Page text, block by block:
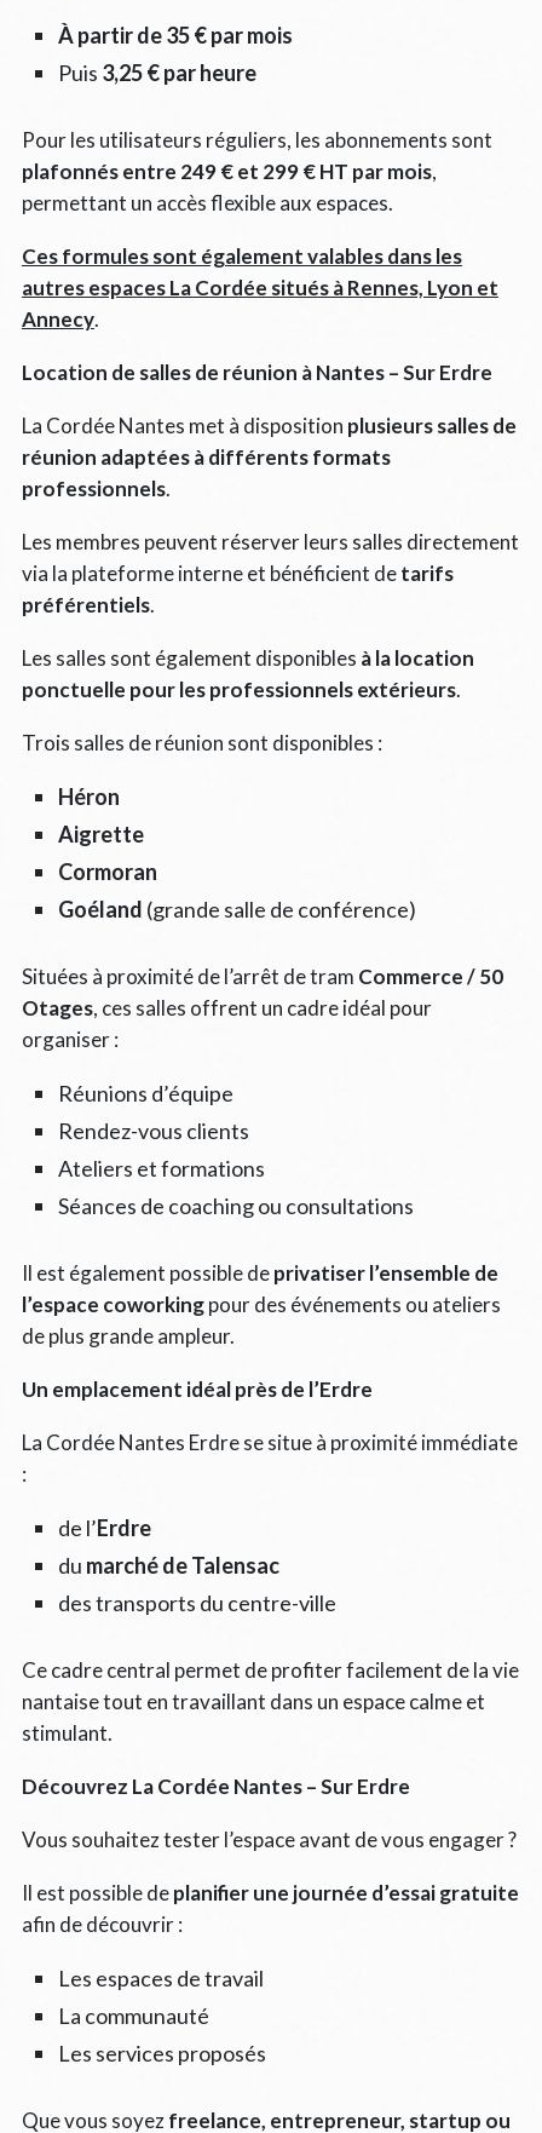
À partir de 35 € par mois
Puis 3,25 € par heure
Pour les utilisateurs réguliers, les abonnements sont
plafonnés entre 249 € et 299 € HT par mois,
permettant un accès flexible aux espaces.
Ces formules sont également valables dans les
autres espaces La Cordée situés à Rennes, Lyon et
Annecy.
Location de salles de réunion à Nantes – Sur Erdre
La Cordée Nantes met à disposition plusieurs salles de
réunion adaptées à différents formats
professionnels.
Les membres peuvent réserver leurs salles directement
via la plateforme interne et bénéficient detarifs
préférentiels.
Les salles sont également disponibles à la location
ponctuelle pour les professionnels extérieurs.
Trois salles de réunion sont disponibles :
Héron
Aigrette
Cormoran
Goéland (grande salle de conférence)
Situées à proximité de l’arrêt de tram Commerce / 50
Otages, ces salles offrent un cadre idéal pour
organiser :
Réunions d’équipe
Rendez-vous clients
Ateliers et formations
Séances de coaching ou consultations
Il est également possible deprivatiser l’ensemble de
l’espace coworkingpour des événements ou ateliers
de plus grande ampleur.
Un emplacement idéal près de l’Erdre
La Cordée Nantes Erdre se situe à proximité immédiate
:
de l’Erdre
du marché de Talensac
des transports du centre-ville
Ce cadre central permet de profiter facilement de la vie
nantaise tout en travaillant dans un espace calme et
stimulant.
Découvrez La Cordée Nantes – Sur Erdre
Vous souhaitez tester l’espace avant de vous engager ?
Il est possible deplanifier une journée d’essai gratuite
afin de découvrir :
Les espaces de travail
La communauté
Les services proposés
Que vous soyezfreelance, entrepreneur, startup ou